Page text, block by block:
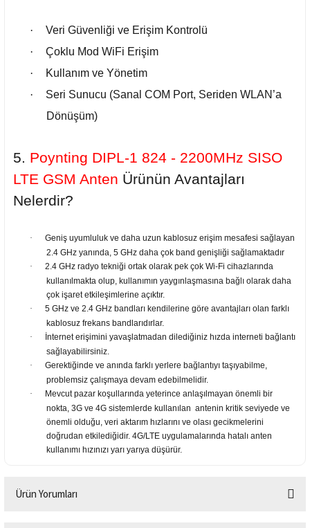
·
Veri Güvenliği ve Erişim Kontrolü
·
Çoklu Mod WiFi Erişim
·
Kullanım ve Yönetim
·
Seri Sunucu (Sanal COM Port, Seriden WLAN’a
Dönüşüm)
5. Poynting DIPL-1 824 - 2200MHz SISO
LTE GSM Anten Ürünün Avantajları
Nelerdir?
·
Geniş uyumluluk ve daha uzun kablosuz erişim mesafesi sağlayan
2.4 GHz yanında, 5 GHz daha çok band genişliği sağlamaktadır
·
2.4 GHz radyo tekniği ortak olarak pek çok Wi-Fi cihazlarında
kullanılmakta olup, kullanımın yaygınlaşmasına bağlı olarak daha
çok işaret etkileşimlerine açıktır.
·
5 GHz ve 2.4 GHz bandları kendilerine göre avantajları olan farklı
kablosuz frekans bandlarıdırlar.
·
İnternet erişimini yavaşlatmadan dilediğiniz hızda interneti bağlantı
sağlayabilirsiniz.
·
Gerektiğinde ve anında farklı yerlere bağlantıyı taşıyabilme,
problemsiz çalışmaya devam edebilmelidir.
·
Mevcut pazar koşullarında yeterince anlaşılmayan önemli bir
nokta, 3G ve 4G sistemlerde kullanılan antenin kritik seviyede ve
önemli olduğu, veri aktarım hızlarını ve olası gecikmelerini
doğrudan etkilediğidir. 4G/LTE uygulamalarında hatalı anten
kullanımı hızınızı yarı yarıya düşürür.
Ürün Yorumları